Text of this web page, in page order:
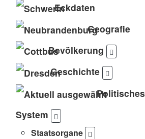
Eckdaten
Geografie
Bevölkerung
Geschichte
Politisches
System
Staatsorgane